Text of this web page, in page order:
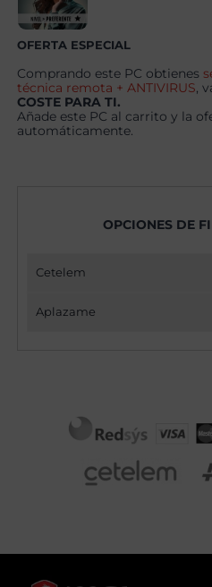
OFERTA ESPECIAL
Comprando este PC obtienes
técnica remota + ANTIVIRUS ,
COSTE PARA TI.
Añade este PC al carrito y la
automáticamente.
OPCIONES DE
Cetelem
Aplazame